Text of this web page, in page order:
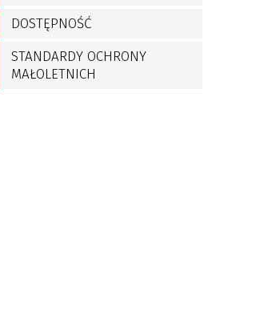
DOSTĘPNOŚĆ
STANDARDY OCHRONY
MAŁOLETNICH